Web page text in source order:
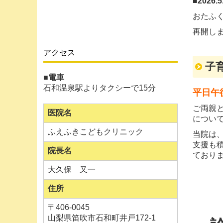
アクセス
■電車
石和温泉駅よりタクシーで15分
医院名
ふえふきこどもクリニック
院長名
大久保 又一
住所
〒406-0045
山梨県笛吹市石和町井戸172-1
おたふ
再開し
■
学校・
火曜日
直接来
ご予約
■
子
平日午
ご両親
につい
当院は
支援も
ており